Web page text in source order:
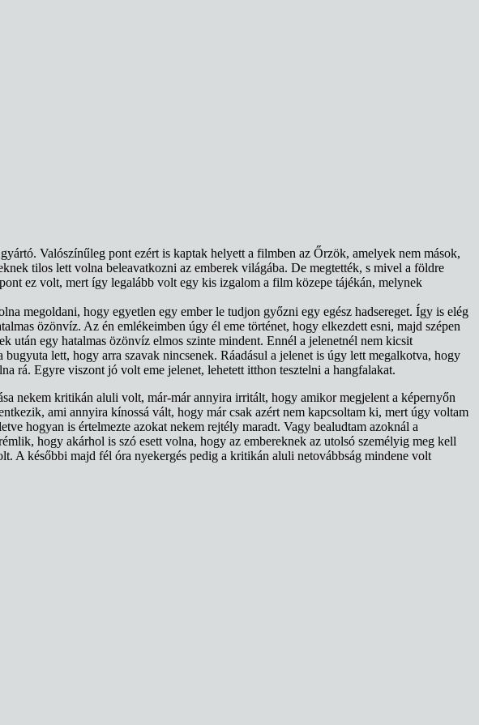
Valószínűleg pont ezért is kaptak helyett a filmben az Őrzök, amelyek nem mások,
tilos lett volna beleavatkozni az emberek világába. De megtették, s mivel a földre
ez volt, mert így legalább volt egy kis izgalom a film közepe tájékán, melynek
megoldani, hogy egyetlen egy ember le tudjon győzni egy egész hadsereget. Így is elég
özönvíz. Az én emlékeimben úgy él eme történet, hogy elkezdett esni, majd szépen
után egy hatalmas özönvíz elmos szinte mindent. Ennél a jelenetnél nem kicsit
lett, hogy arra szavak nincsenek. Ráadásul a jelenet is úgy lett megalkotva, hogy
rá. Egyre viszont jó volt eme jelenet, lehetett itthon tesztelni a hangfalakat.
nekem kritikán aluli volt, már-már annyira irritált, hogy amikor megjelent a képernyőn
ami annyira kínossá vált, hogy már csak azért nem kapcsoltam ki, mert úgy voltam
hogyan is értelmezte azokat nekem rejtély maradt. Vagy bealudtam azoknál a
hogy akárhol is szó esett volna, hogy az embereknek az utolsó személyig meg kell
A későbbi majd fél óra nyekergés pedig a kritikán aluli netovábbság mindene volt